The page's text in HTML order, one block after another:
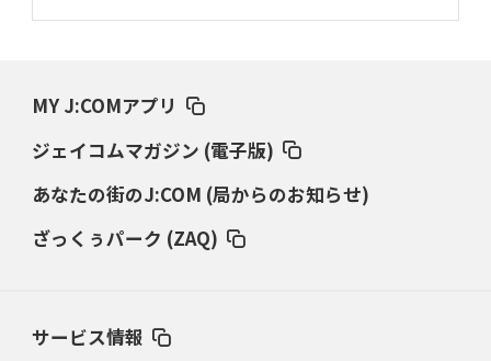
MY J:COMアプリ
ジェイコムマガジン (電子版)
あなたの街のJ:COM (局からのお知らせ)
ざっくぅパーク (ZAQ)
サービス情報